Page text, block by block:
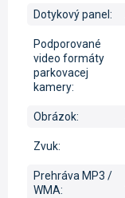
Dotykový panel :
Podporované
video formáty
parkovacej
kamery:
Obrázok:
Zvuk:
Prehráva MP3 /
WMA: